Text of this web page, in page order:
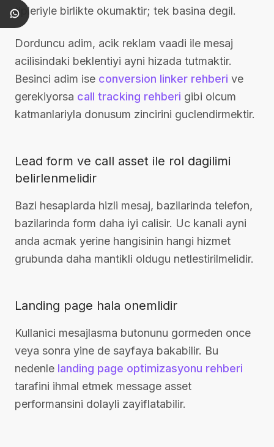
tipleriyle birlikte okumaktir; tek basina degil.
Dorduncu adim, acik reklam vaadi ile mesaj
acilisindaki beklentiyi ayni hizada tutmaktir.
Besinci adim ise conversion linker rehberi ve
gerekiyorsa call tracking rehberi gibi olcum
katmanlariyla donusum zincirini guclendirmektir.
Lead form ve call asset ile rol dagilimi
belirlenmelidir
Bazi hesaplarda hizli mesaj, bazilarinda telefon,
bazilarinda form daha iyi calisir. Uc kanali ayni
anda acmak yerine hangisinin hangi hizmet
grubunda daha mantikli oldugu netlestirilmelidir.
Landing page hala onemlidir
Kullanici mesajlasma butonunu gormeden once
veya sonra yine de sayfaya bakabilir. Bu
nedenle landing page optimizasyonu rehberi
tarafini ihmal etmek message asset
performansini dolayli zayiflatabilir.